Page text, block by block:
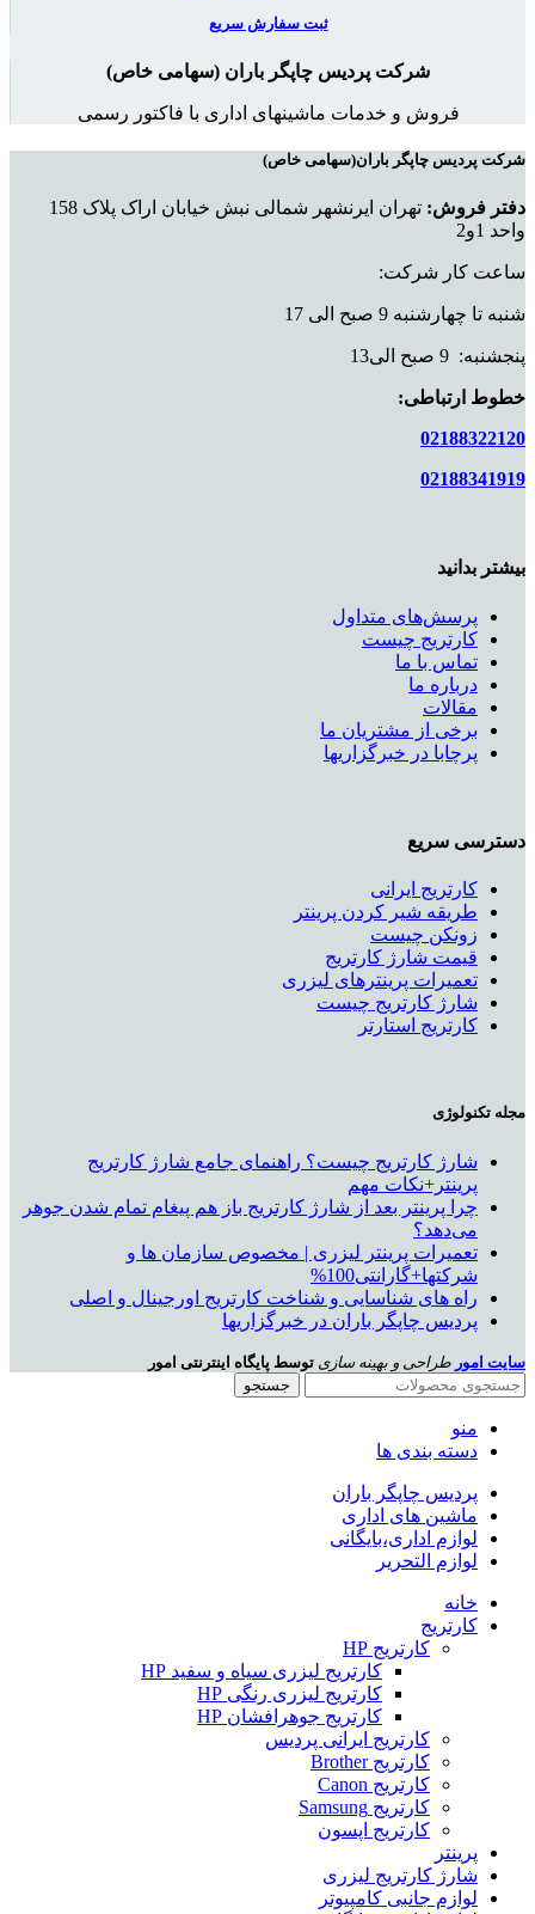
ثبت سفارش سریع
شرکت پردیس چاپگر باران (سهامی خاص)
فروش و خدمات ماشینهای اداری با فاکتور رسمی
شرکت پردیس چاپگر باران(سهامی خاص)
دفتر فروش:
تهران ایرنشهر شمالی نبش خیابان اراک پلاک 158
واحد 1و2
ساعت کار شرکت:
شنبه تا چهارشنبه 9 صبح الی 17
پنجشنبه: 9 صبح الی13
خطوط ارتباطی:
02188322120
02188341919
بیشتر بدانید
پرسش‌های متداول
کارتریج چیست
تماس با ما
درباره ما
مقالات
برخی از مشتریان ما
پرچابا در خبرگزاریها
دسترسی سریع
کارتریج ایرانی
طریقه شیر کردن پرینتر
زونکن چیست
قیمت شارژ کارتریج
تعمیرات پرینترهای لیزری
شارژ کارتریج چیست
کارتریج استارتر
مجله تکنولوژی
شارژ کارتریج چیست؟ راهنمای جامع شارژ کارتریج
پرینتر+نکات مهم
چرا پرینتر بعد از شارژ کارتریج باز هم پیغام تمام شدن جوهر
می‌دهد؟
تعمیرات پرینتر لیزری | مخصوص سازمان ها و
شرکتها+گارانتی100%
راه های شناسایی و شناخت کارتریج اورجینال و اصلی
پردیس چاپگر باران در خبرگزاریها
سایت امور طراحی و بهینه سازی توسط پایگاه اینترنتی امور
جستجو
منو
دسته بندی ها
پردیس چاپگر باران
ماشین های اداری
لوازم اداری،بایگانی
لوازم التحریر
خانه
کارتریج
کارتریج HP
کارتریج لیزری سیاه و سفید HP
کارتریج لیزری رنگی HP
کارتریج جوهرافشان HP
کارتریج ایرانی پردیس
کارتریج Brother
کارتریج Canon
کارتریج Samsung
کارتریج اپسون
پرینتر
شارژ کارتریج لیزری
لوازم جانبی کامپیوتر